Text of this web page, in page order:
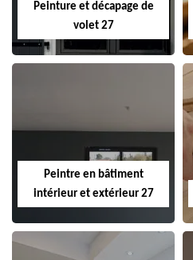
Peinture et décapage de
volet 27
Peintre en bâtiment
intérieur et extérieur 27